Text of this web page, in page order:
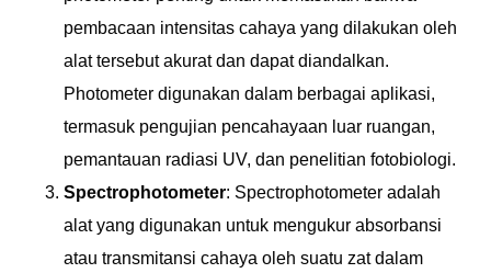
pembacaan intensitas cahaya yang dilakukan oleh
alat tersebut akurat dan dapat diandalkan.
Photometer digunakan dalam berbagai aplikasi,
termasuk pengujian pencahayaan luar ruangan,
pemantauan radiasi UV, dan penelitian fotobiologi.
Spectrophotometer: Spectrophotometer adalah
alat yang digunakan untuk mengukur absorbansi
atau transmitansi cahaya oleh suatu zat dalam